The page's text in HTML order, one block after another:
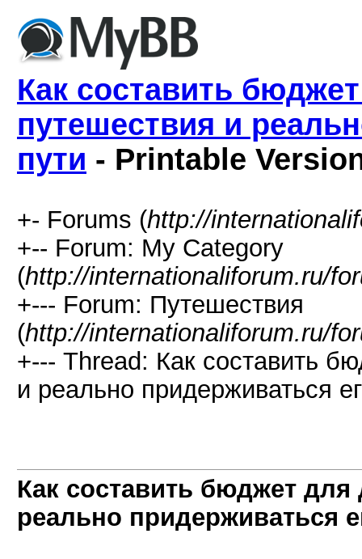
Как составить
путешествия и
пути - Printable
+- Forums (http://
+-- Forum: My Category
(http://internationaliforum.ru/
+--- Forum: Путешествия
(http://internationaliforum.ru/
+--- Thread: Как составить
и реально придерживаться
Как составить бюджет
реально придерживаться